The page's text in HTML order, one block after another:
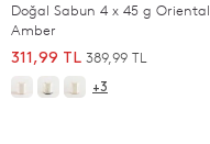
Doğal Sabun 4 x 45 g Oriental
Amber
311,99 TL 389,99 TL
+3